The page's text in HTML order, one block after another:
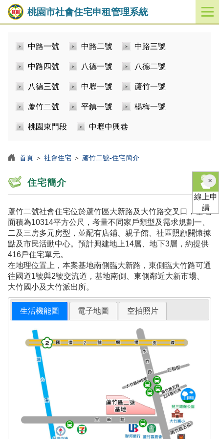
桃園市社會住宅申租管理系統
開
啟
中路一號 中路二號 中路三號
中路四號 八德一號 八德二號
八德三號 中壢一號 蘆竹一號
蘆竹二號 平鎮一號 楊梅一號
桃園東門段 中壢中興巷
首頁 ＞ 社會住宅 ＞ 蘆竹二號-住宅簡介
住宅簡介
蘆竹二號社會住宅位於蘆竹區大新路及大竹路交叉口，基地
面積為10314平方公尺，考量不同家戶類型及需求規劃一、
二及三房多元房型，並配有店鋪、親子館、社區照顧關懷據
點及市民活動中心。預計興建地上14層、地下3層，約提供
416戶住宅單元。
在地理位置上，本案基地南側臨大新路，東側臨大竹路可通
往國道1號與2號交流道，基地南側、東側鄰近大新市場、
大竹國小及大竹派出所。
生活機能圖 電子地圖 空拍照片
×關
閉
線上申
請